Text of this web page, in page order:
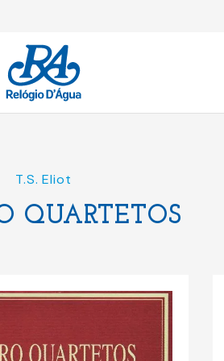
T.S. Eliot
QUARTETOS